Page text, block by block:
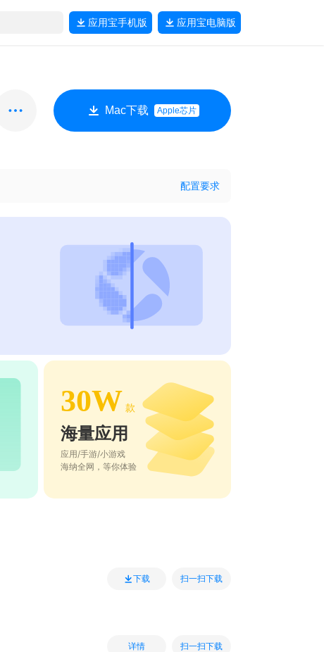
应用宝手机版 应用宝电脑版
Mac下载 Apple芯片
配置要求
30W 款
海量应用
应用/手游/小游戏
海纳全网，等你体验
下载 扫一扫下载
详情 扫一扫下载